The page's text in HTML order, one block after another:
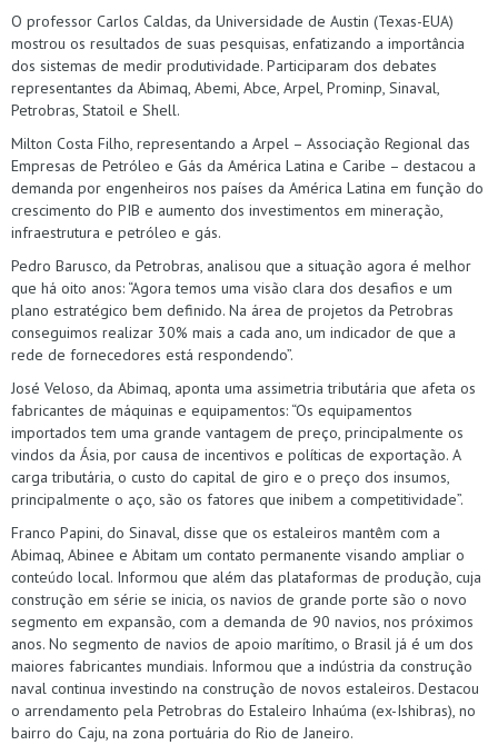
O professor Carlos Caldas, da Universidade de Austin (Texas-EUA)
mostrou os resultados de suas pesquisas, enfatizando a importância
dos sistemas de medir produtividade. Participaram dos debates
representantes da Abimaq, Abemi, Abce, Arpel, Prominp, Sinaval,
Petrobras, Statoil e Shell.
Milton Costa Filho, representando a Arpel – Associação Regional das
Empresas de Petróleo e Gás da América Latina e Caribe – destacou a
demanda por engenheiros nos países da América Latina em função do
crescimento do PIB e aumento dos investimentos em mineração,
infraestrutura e petróleo e gás.
Pedro Barusco, da Petrobras, analisou que a situação agora é melhor
que há oito anos: “Agora temos uma visão clara dos desafios e um
plano estratégico bem definido. Na área de projetos da Petrobras
conseguimos realizar 30% mais a cada ano, um indicador de que a
rede de fornecedores está respondendo”.
José Veloso, da Abimaq, aponta uma assimetria tributária que afeta os
fabricantes de máquinas e equipamentos: “Os equipamentos
importados tem uma grande vantagem de preço, principalmente os
vindos da Ásia, por causa de incentivos e políticas de exportação. A
carga tributária, o custo do capital de giro e o preço dos insumos,
principalmente o aço, são os fatores que inibem a competitividade”.
Franco Papini, do Sinaval, disse que os estaleiros mantêm com a
Abimaq, Abinee e Abitam um contato permanente visando ampliar o
conteúdo local. Informou que além das plataformas de produção, cuja
construção em série se inicia, os navios de grande porte são o novo
segmento em expansão, com a demanda de 90 navios, nos próximos
anos. No segmento de navios de apoio marítimo, o Brasil já é um dos
maiores fabricantes mundiais. Informou que a indústria da construção
naval continua investindo na construção de novos estaleiros. Destacou
o arrendamento pela Petrobras do Estaleiro Inhaúma (ex-Ishibras), no
bairro do Caju, na zona portuária do Rio de Janeiro.